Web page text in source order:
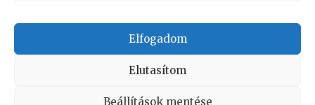
Elfogadom
Elutasítom
Beállítások mentése
Impresszum
Adatvédelmi tájékoztató
Vissza a lap tetejére